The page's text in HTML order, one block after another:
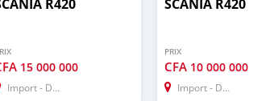
R420
15 000 000
Import - Dubai
SCANIA R420
PRIX
CFA 10 000 000
Import - Dubai